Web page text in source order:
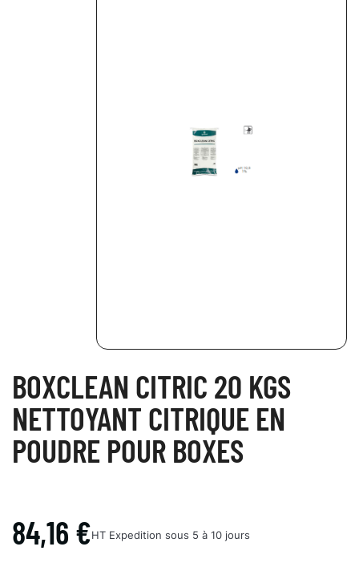
BOXCLEAN CITRIC 20 KGS
NETTOYANT CITRIQUE EN
POUDRE POUR BOXES
84,16 €HT Expedition sous 5 à 10 jours